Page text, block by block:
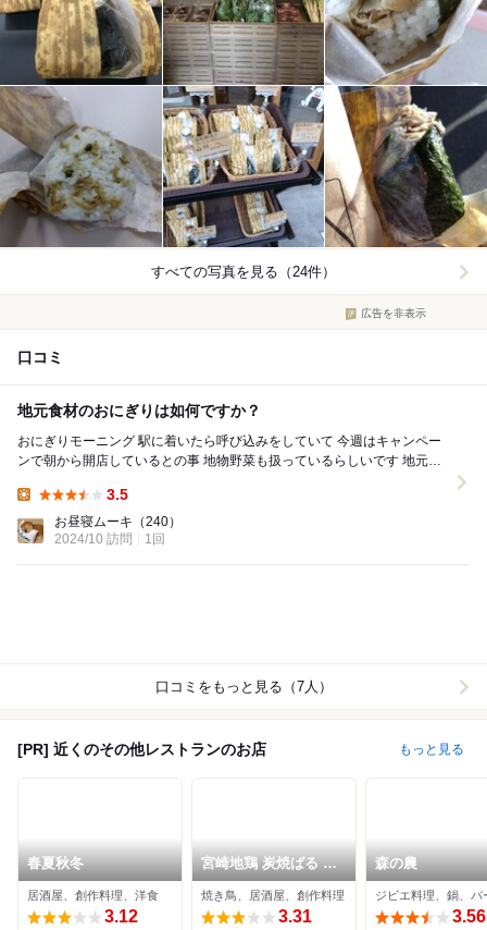
すべての写真を見る（24件）
広告を非表示
口コミ
地元食材のおにぎりは如何ですか？
おにぎりモーニング 駅に着いたら呼び込みをしていて 今週はキャンペー
ンで朝から開店しているとの事 地物野菜も扱っているらしいです 地元米
3.5
お昼寝ムーキ （240）
2024/10 訪問
1回
口コミをもっと見る（7人）
[PR] 近くのその他レストランのお店 もっと見る
春夏秋冬
居酒屋、創作料理、洋食
3.12
宮崎地鶏 炭焼ばる フ
ァイアーバード
焼き鳥、居酒屋、創作料理
3.31
森の農
3.56